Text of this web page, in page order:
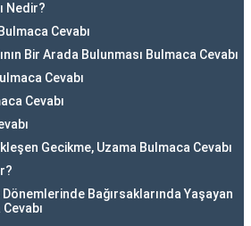
Nedir?
Cevabı
Bir Arada Bulunması Bulmaca Cevabı
Cevabı
Cevabı
Gecikme, Uzama Bulmaca Cevabı
Bağırsaklarında Yaşayan